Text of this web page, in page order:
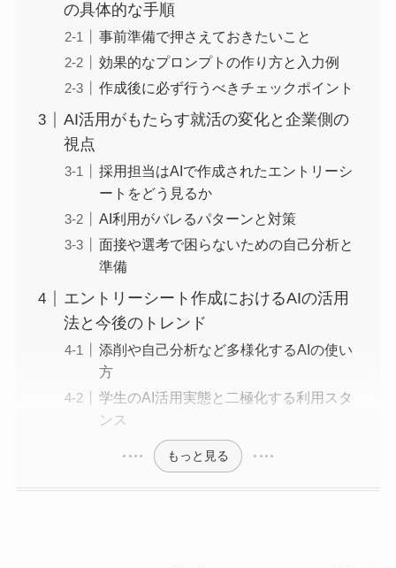
の具体的な手順
事前準備で押さえておきたいこと
効果的なプロンプトの作り方と入力例
作成後に必ず行うべきチェックポイント
AI活用がもたらす就活の変化と企業側の
視点
採用担当はAIで作成されたエントリーシ
ートをどう見るか
AI利用がバレるパターンと対策
面接や選考で困らないための自己分析と
準備
エントリーシート作成におけるAIの活用
法と今後のトレンド
添削や自己分析など多様化するAIの使い
方
学生のAI活用実態と二極化する利用スタ
ンス
もっと見る